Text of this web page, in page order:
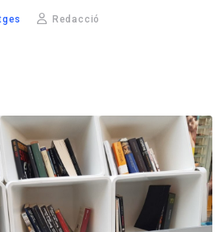
Redacció